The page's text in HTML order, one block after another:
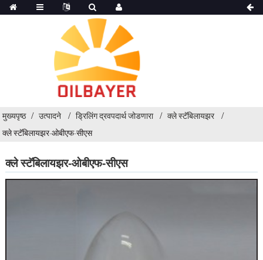
मुख्यपृष्ठ उत्पादने ड्रिलिंग द्रवपदार्थ जोडणारा
क्ले स्टॅबिलायझर
क्ले स्टॅबिलायझर-ओबीएफ-सीएस
क्ले स्टॅबिलायझर-ओबीएफ-सीएस